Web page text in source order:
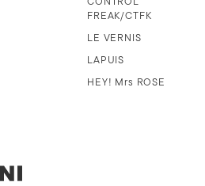
FREAK/CTFK
LE VERNIS
LAPUIS
HEY! Mrs ROSE